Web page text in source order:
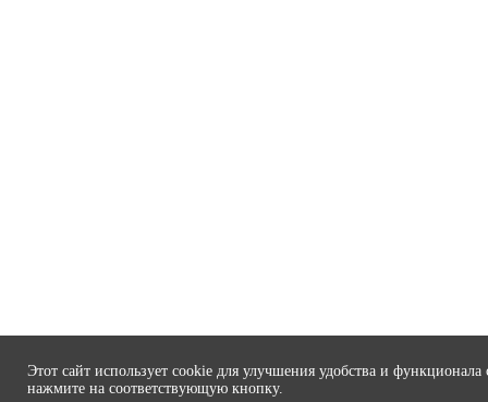
Этот сайт использует cookie для улучшения удобства и
нажмите на соответствующую кнопку.